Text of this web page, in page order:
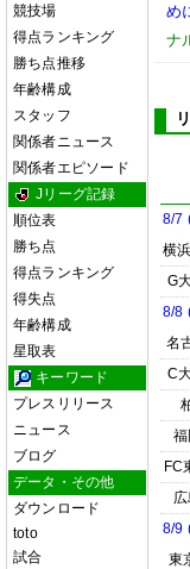
競技場
得点ランキング
勝ち点推移
年齢構成
スタッフ
関係者ニュース
関係者エピソード
Jリーグ記録
順位表
勝ち点
得点ランキング
得失点
年齢構成
星取表
キーワード
プレスリリース
ニュース
ブログ
データ・その他
ダウンロード
toto
試合
め
ナ
8/7
横
G
8/8
名
C
福
FC
8/9
東